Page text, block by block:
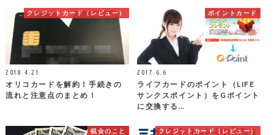
クレジットカード（レビュー）
2018.4.21
オリコカードを解約！手続きの
流れと注意点のまとめ！
ポイントカード
2017.6.6
ライフカードのポイント（LIFE
サンクスポイント）をGポイント
に交換する…
税金のこと クレジットカード（レビュー）